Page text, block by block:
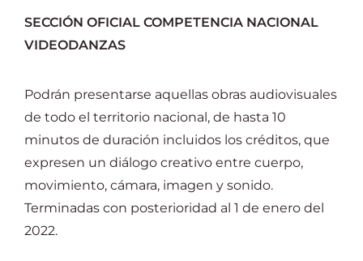
SECCIÓN OFICIAL COMPETENCIA NACIONAL
VIDEODANZAS
Podrán presentarse aquellas obras audiovisuales
de todo el territorio nacional, de hasta 10
minutos de duración incluidos los créditos, que
expresen un diálogo creativo entre cuerpo,
movimiento, cámara, imagen y sonido.
Terminadas con posterioridad al 1 de enero del
2022.